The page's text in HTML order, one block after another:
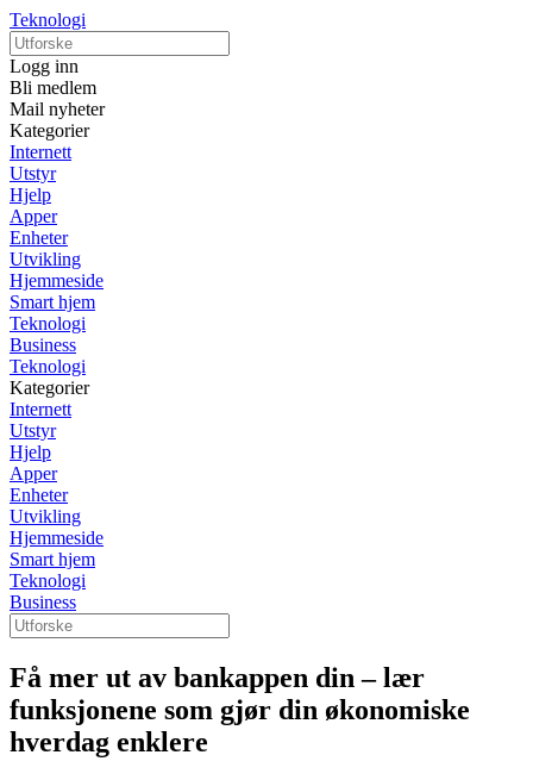
Teknologi
Logg inn
Bli medlem
Mail nyheter
Kategorier
Internett
Utstyr
Hjelp
Apper
Enheter
Utvikling
Hjemmeside
Smart hjem
Teknologi
Business
Teknologi
Kategorier
Internett
Utstyr
Hjelp
Apper
Enheter
Utvikling
Hjemmeside
Smart hjem
Teknologi
Business
Få mer ut av bankappen din – lær
funksjonene som gjør din økonomiske
hverdag enklere